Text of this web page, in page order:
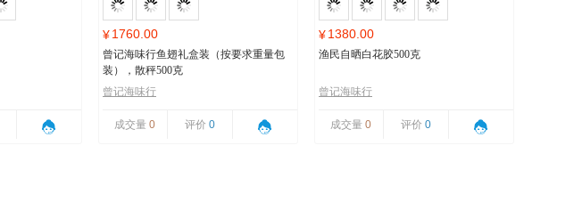
¥1760.00
曾记海味行鱼翅礼盒装（按要求重量包
装），散秤500克
曾记海味行
成交量 0 评价 0
¥1380.00
渔民自晒白花胶500克
曾记海味行
成交量 0 评价 0